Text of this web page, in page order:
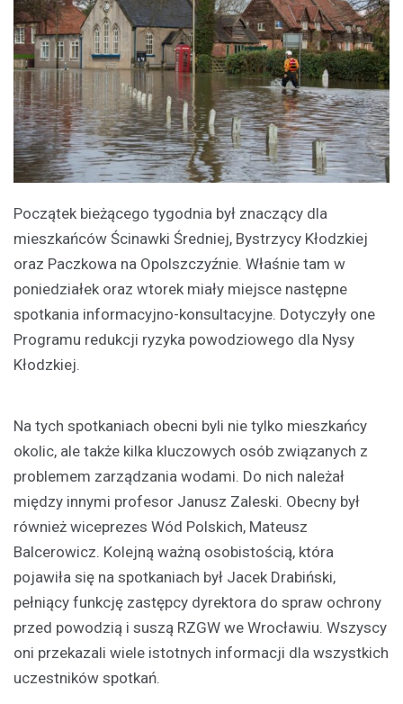
Początek bieżącego tygodnia był znaczący dla
mieszkańców Ścinawki Średniej, Bystrzycy Kłodzkiej
oraz Paczkowa na Opolszczyźnie. Właśnie tam w
poniedziałek oraz wtorek miały miejsce następne
spotkania informacyjno-konsultacyjne. Dotyczyły one
Programu redukcji ryzyka powodziowego dla Nysy
Kłodzkiej.
Na tych spotkaniach obecni byli nie tylko mieszkańcy
okolic, ale także kilka kluczowych osób związanych z
problemem zarządzania wodami. Do nich należał
między innymi profesor Janusz Zaleski. Obecny był
również wiceprezes Wód Polskich, Mateusz
Balcerowicz. Kolejną ważną osobistością, która
pojawiła się na spotkaniach był Jacek Drabiński,
pełniący funkcję zastępcy dyrektora do spraw ochrony
przed powodzią i suszą RZGW we Wrocławiu. Wszyscy
oni przekazali wiele istotnych informacji dla wszystkich
uczestników spotkań.